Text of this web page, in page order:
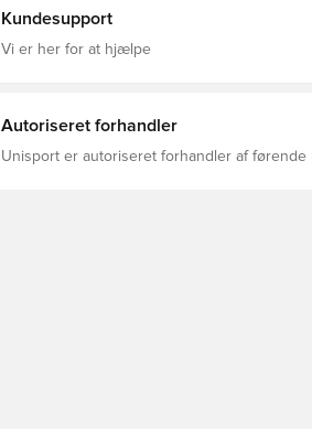
Kundesupport
Vi er her for at hjælpe
Autoriseret forhandler
Unisport er autoriseret forhandler af førende